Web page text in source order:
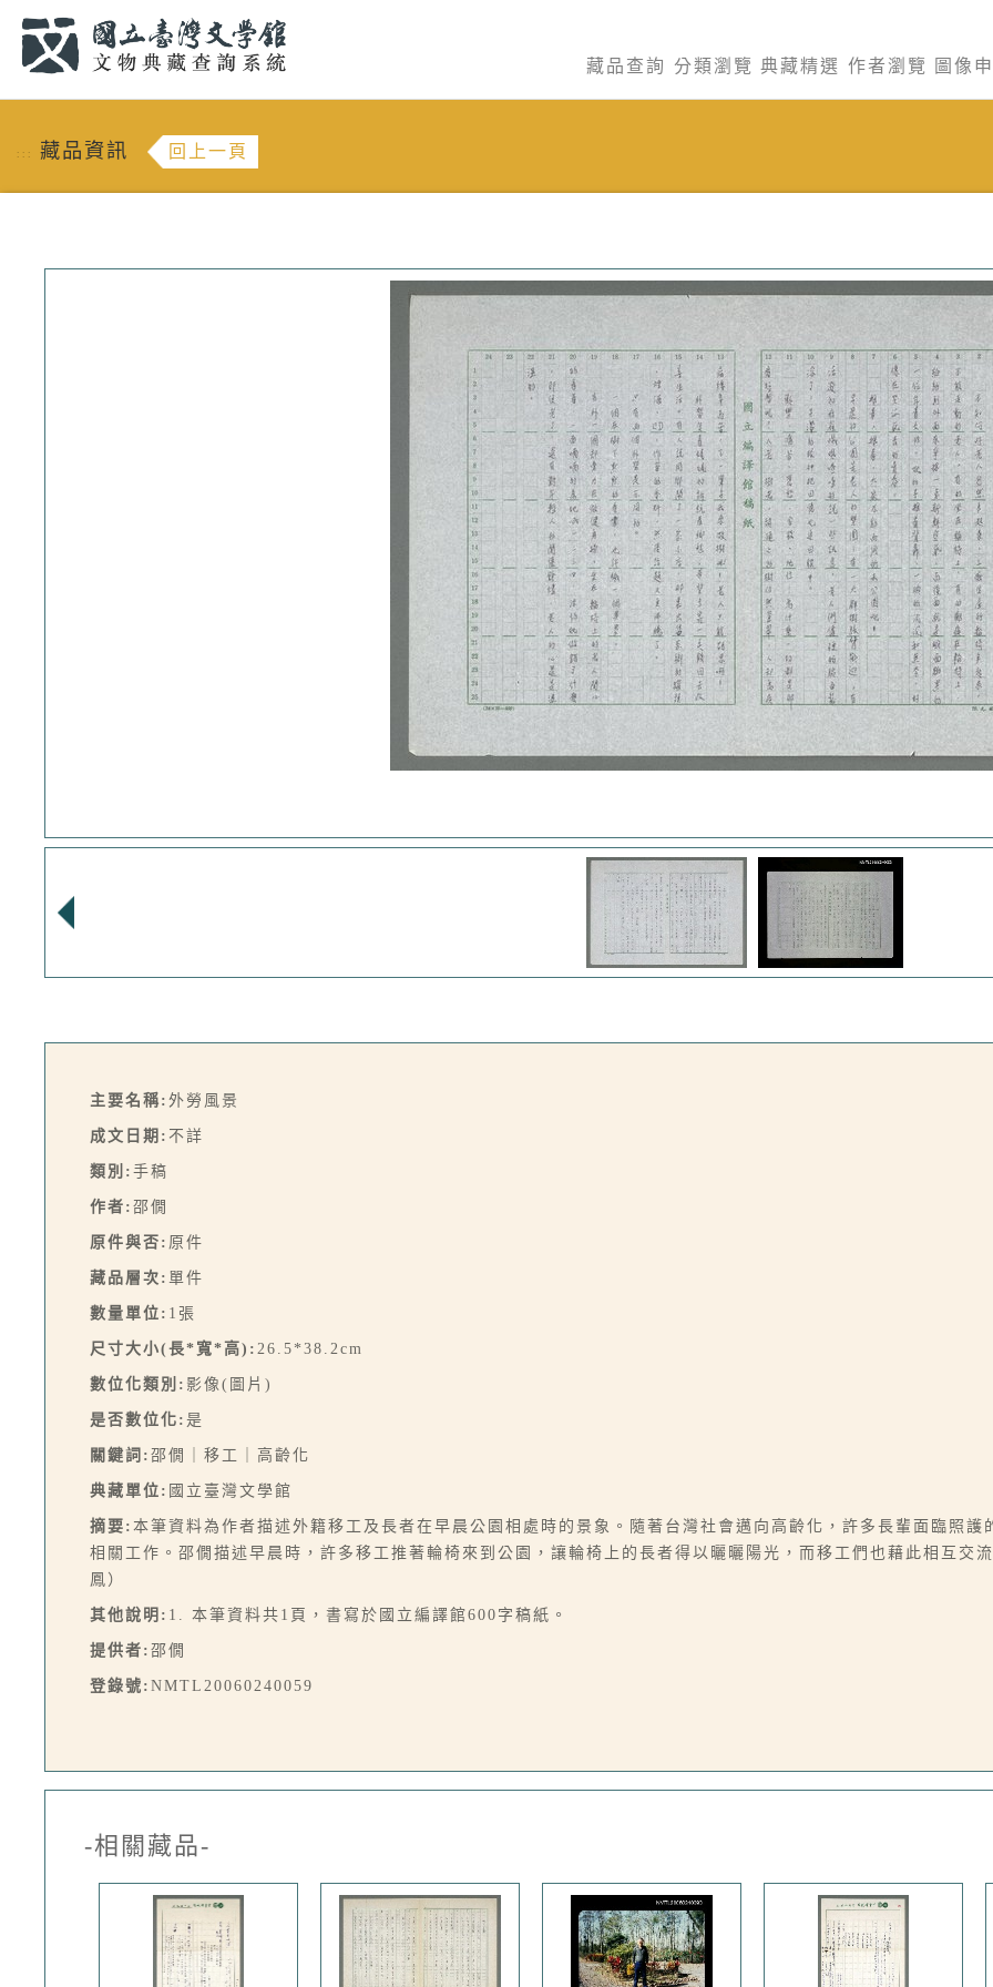
藏品查詢 分類瀏覽 典藏精選 作者瀏覽 圖像
::: 藏品資訊 回上一頁
主要名稱: 外勞風景
成文日期: 不詳
類別: 手稿
作者: 邵僩
原件與否: 原件
藏品層次: 單件
數量單位: 1張
尺寸大小(長*寬*高): 26.5*38.2cm
數位化類別: 影像(圖片)
是否數位化: 是
關鍵詞: 邵僩｜移工｜高齡化
典藏單位: 國立臺灣文學館
摘要: 本筆資料為作者描述外籍移工及長者在早晨公園相處時的景象。隨著台灣社會邁向高齡化，許多長輩面臨照
相關工作。邵僩描述早晨時，許多移工推著輪椅來到公園，讓輪椅上的長者得以曬曬陽光，而移工們也藉此相互交
鳳）
其他說明: 1. 本筆資料共1頁，書寫於國立編譯館600字稿紙。
提供者: 邵僩
登錄號: NMTL20060240059
-相關藏品-